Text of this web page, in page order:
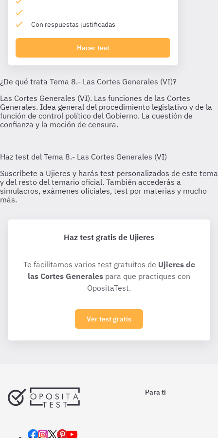
Con respuestas justificadas
Hacer test
Haz test gratis de Ujieres
Te facilitamos varios test gratuitos de Ujieres de
las Cortes Generales para que practiques con
OpositaTest.
Ver test gratis
Para ti